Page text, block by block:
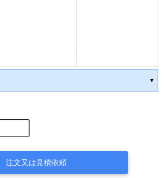
受注後手配(3～4週間後の出荷)
受注後手配(3～4週間後の出荷)
注文又は見積依頼